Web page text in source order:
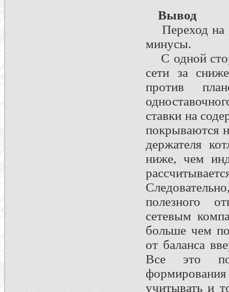
Вывод
Переход на
минусы.
С одной
сети за
против
ставки на
покрываются
держателя
ниже, чем
полезного
сетевым
больше чем
от баланса
Все это
учитывать и